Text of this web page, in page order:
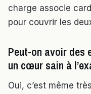
charge associe
pour couvrir les
Peut-on avoir des
un cœur sain à
Oui, c’est même